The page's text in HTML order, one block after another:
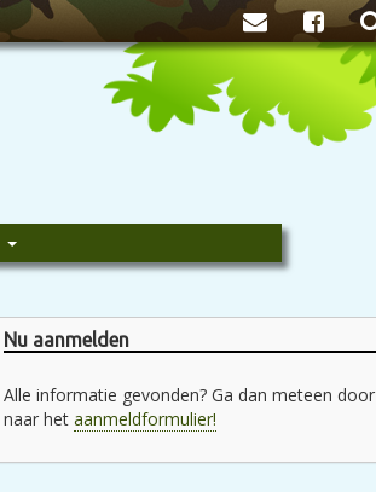
Zoeken
Nu aanmelden
Alle informatie gevonden? Ga dan meteen door
naar het aanmeldformulier!